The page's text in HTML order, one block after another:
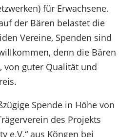
für Erwachsene.
der Bären belastet die
Vereine, Spenden sind
denn die Bären
von guter Qualität und
Spende in Höhe von
des Projekts
e.V.“ aus Köngen bei